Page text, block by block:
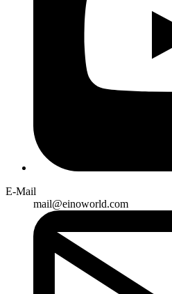
E-Mail
mail@einoworld.com